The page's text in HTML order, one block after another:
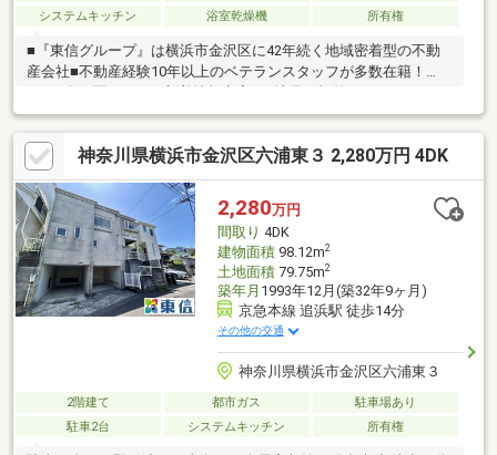
システムキッチン
浴室乾燥機 所有権
■『東信グループ』は横浜市金沢区に42年続く地域密着型の不動
産会社■不動産経験10年以上のベテランスタッフが多数在籍！
（1）金沢区エリアの新着情報充実 ■地元に根差しているからこ
そ扱える独自情報や、新着物件情報多数アリ！ 長年培ってき
た地域ネットワークが弊社の強み ■スーモ未掲載情報や最新の
販売予定情報も『東信』にお問い合わせ頂いた お客様に優先
的にご案内します！（2）住宅ローンの資金面も充実サポート ■
住宅ローンにお困りの方の仲介を専門で担当していたスタッフ在
籍中！ 来店・電話で最適なプランを無料でご提案致します
■当社だけの特別金利優遇を受けられる提携銀行もご紹介！
神奈川県横浜市金沢区六浦東３ 2,280万円 4DK
2,280万円
間取り 4DK
建物面積98.12m2
土地面積79.75m2
築年月 1993年12月(築32年9ヶ月)
京急本線 追浜駅 徒歩14分
その他の交通
神奈川県横浜市金沢区六浦東３
2階建て 都市ガス
駐車場あり
駐車2台
システムキッチン 所有権